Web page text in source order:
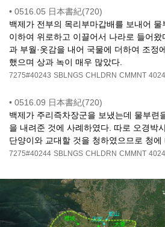
• 0516.05 日本書紀(720)
백제가 전부의 목리부마갑배를 보내어
이하여 위로하고 이끌어서 나라로 들어
과 부월·옷감을 내어 국물에 더하여 조정
했으며 상과 녹이 매우 많았다.
7275#40243 SBLNGS CHLDRN CMMNT
• 0516.09 日本書紀(720)
백제가 주리즉차장군을 보냈는데 물부
을 내려준 것에 사례하였다. 따로 오경박
단양이와 교대할 것을 청하였으므로 청에
7275#40244 SBLNGS CHLDRN CMMNT